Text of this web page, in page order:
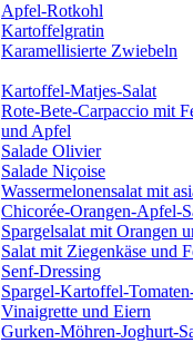
Apfel-Rotkohl
Kartoffelgratin
Karamellisierte Zwiebeln
Kartoffel-Matjes-Salat
Rote-Bete-Carpaccio mit
und Apfel
Salade Olivier
Salade Niçoise
Wassermelonensalat mit
Chicorée-Orangen-Apfel-
Spargelsalat mit Orangen
Salat mit Ziegenkäse und
Senf-Dressing
Spargel-Kartoffel-
Vinaigrette und Eiern
Gurken-Möhren-Joghurt-